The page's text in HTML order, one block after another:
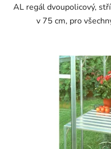
AL regál dvoupolicový,
v 75 cm, pro